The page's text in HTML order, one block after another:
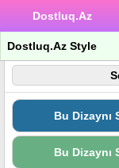
Dostluq.Az
Dostluq.Az Style
Bu Dizaynı
Bu Dizaynı